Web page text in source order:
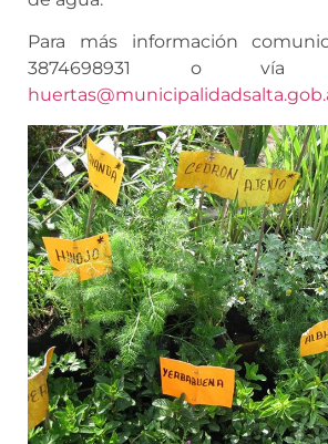
Para más información
3874698931 o